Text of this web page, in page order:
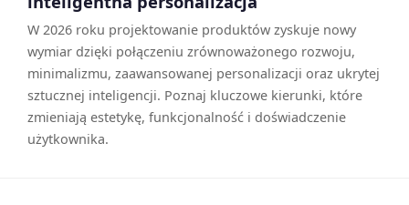
W 2026 roku projektowanie produktów zyskuje nowy
wymiar dzięki połączeniu zrównoważonego rozwoju,
minimalizmu, zaawansowanej personalizacji oraz ukrytej
sztucznej inteligencji. Poznaj kluczowe kierunki, które
zmieniają estetykę, funkcjonalność i doświadczenie
użytkownika.